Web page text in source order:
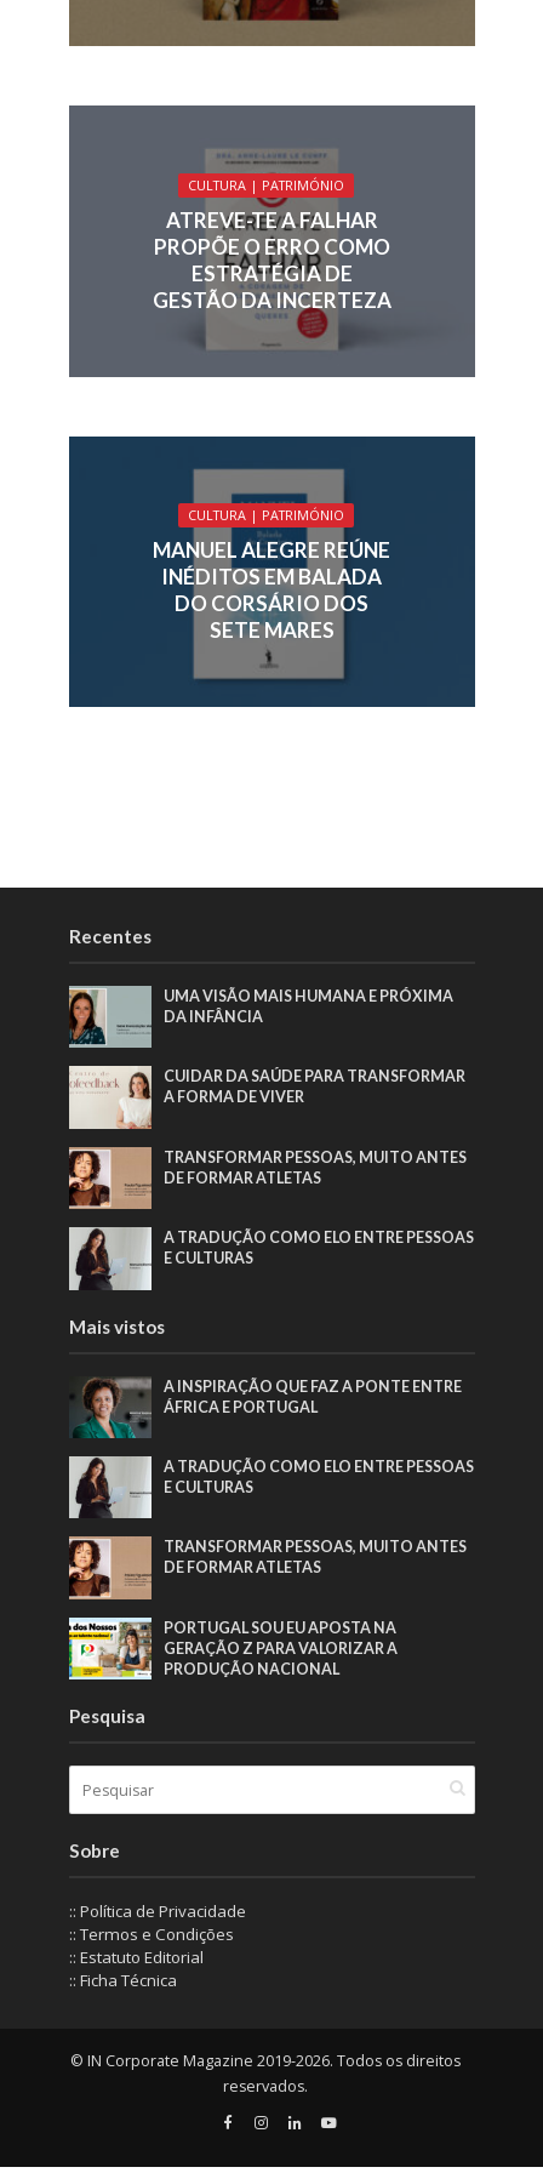
CULTURA | PATRIMÓNIO
ATREVE-TE A FALHAR
PROPÕE O ERRO COMO
ESTRATÉGIA DE
GESTÃO DA INCERTEZA
CULTURA | PATRIMÓNIO
MANUEL ALEGRE REÚNE
INÉDITOS EM BALADA
DO CORSÁRIO DOS
SETE MARES
Recentes
UMA VISÃO MAIS HUMANA E PRÓXIMA
DA INFÂNCIA
CUIDAR DA SAÚDE PARA TRANSFORMAR
A FORMA DE VIVER
TRANSFORMAR PESSOAS, MUITO ANTES
DE FORMAR ATLETAS
A TRADUÇÃO COMO ELO ENTRE PESSOAS
E CULTURAS
Mais vistos
A INSPIRAÇÃO QUE FAZ A PONTE ENTRE
ÁFRICA E PORTUGAL
A TRADUÇÃO COMO ELO ENTRE PESSOAS
E CULTURAS
TRANSFORMAR PESSOAS, MUITO ANTES
DE FORMAR ATLETAS
PORTUGAL SOU EU APOSTA NA
GERAÇÃO Z PARA VALORIZAR A
PRODUÇÃO NACIONAL
Pesquisa
Sobre
:: Política de Privacidade
:: Termos e Condições
:: Estatuto Editorial
:: Ficha Técnica
© IN Corporate Magazine 2019-2026. Todos os direitos
reservados.